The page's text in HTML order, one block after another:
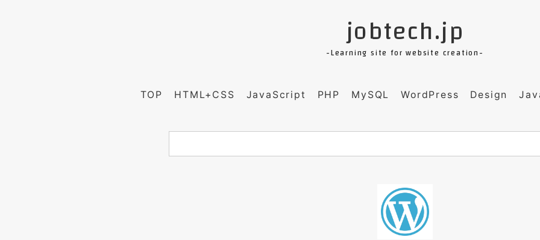
jobtech.jp
-Learning site for website creation-
TOP HTML+CSS JavaScript PHP MySQL WordPress Design